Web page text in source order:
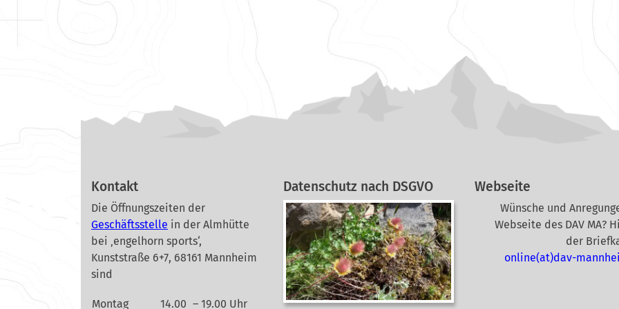
Kontakt
Die Öffnungszeiten der
Geschäftsstelle in der Almhütte
bei ‚engelhorn sports‘,
Kunststraße 6+7, 68161 Mannheim
sind
Montag 14.00 – 19.00 Uhr
Datenschutz nach DSGVO Webseite
Wünsche und
Webseite des DAV MA?
der
online(at)dav-